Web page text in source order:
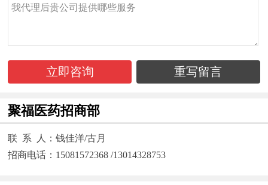
立即咨询 重写留言
聚福医药招商部
联 系 人：钱佳洋/古月
招商电话：15081572368 /13014328753